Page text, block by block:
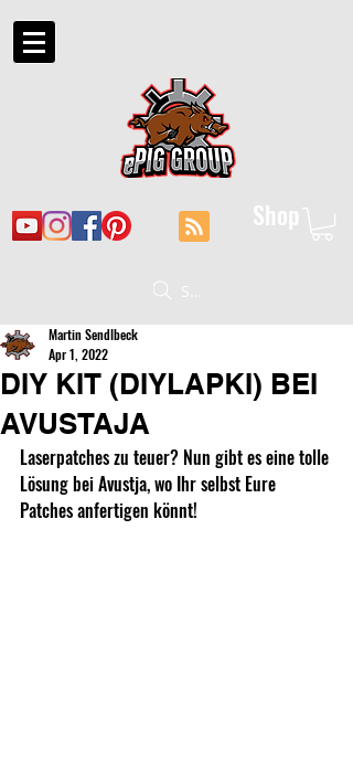
Shop
Suche
DIY KIT (DIYLAPKI) BEI
AVUSTAJA
Martin Sendlbeck
Apr 1, 2022
Laserpatches zu teuer? Nun gibt es eine tolle
Lösung bei Avustja, wo Ihr selbst Eure
Patches anfertigen könnt!